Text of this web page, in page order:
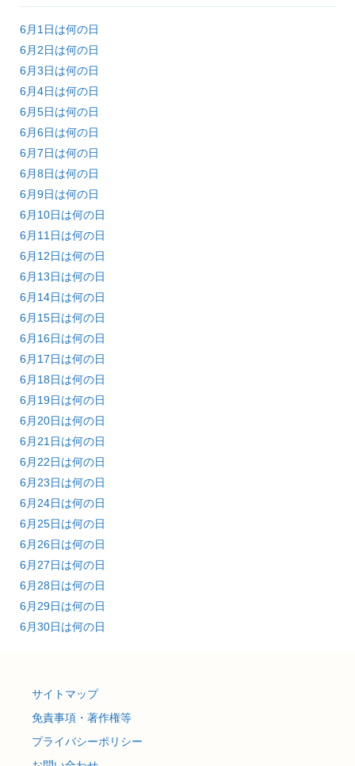
6月1日は何の日
6月2日は何の日
6月3日は何の日
6月4日は何の日
6月5日は何の日
6月6日は何の日
6月7日は何の日
6月8日は何の日
6月9日は何の日
6月10日は何の日
6月11日は何の日
6月12日は何の日
6月13日は何の日
6月14日は何の日
6月15日は何の日
6月16日は何の日
6月17日は何の日
6月18日は何の日
6月19日は何の日
6月20日は何の日
6月21日は何の日
6月22日は何の日
6月23日は何の日
6月24日は何の日
6月25日は何の日
6月26日は何の日
6月27日は何の日
6月28日は何の日
6月29日は何の日
6月30日は何の日
サイトマップ
免責事項・著作権等
プライバシーポリシー